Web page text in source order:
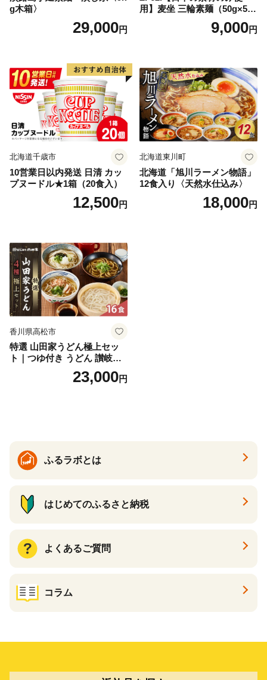
g木箱〉
29,000円
用】麦坐 三輪素麺（50g×5束
9,000円
北海道千歳市
10営業日以内発送 日清 カッ
プヌードル★1箱（20食入）
12,500円
北海道東川町
北海道「旭川ラーメン物語」
12食入り〈天然水仕込み〉
18,000円
香川県高松市
特選 山田家うどん極上セッ
ト｜つゆ付き うどん 讃岐う
どん さぬきうどん 生麵 うど
んセット カレーうどん 生う
23,000円
ふるラボとは
はじめてのふるさと納税
よくあるご質問
コラム